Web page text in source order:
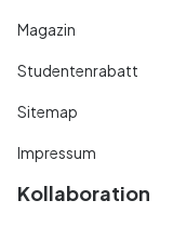
Magazin
Studentenrabatt
Sitemap
Impressum
Kollaboration